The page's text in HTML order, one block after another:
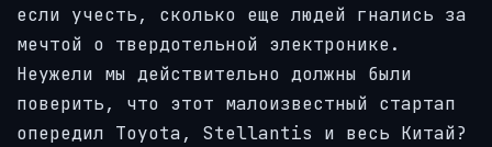
если учесть, сколько еще людей гнались за
мечтой о твердотельной электронике.
Неужели мы действительно должны были
поверить, что этот малоизвестный стартап
опередил Toyota, Stellantis и весь Китай?